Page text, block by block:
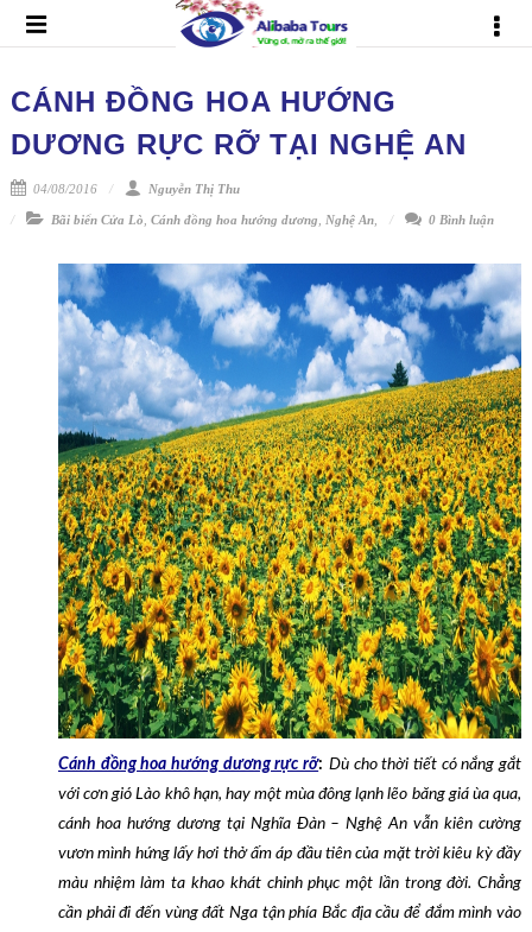
CÁNH ĐỒNG HOA HƯỚNG
DƯƠNG RỰC RỠ TẠI NGHỆ AN
04/08/2016 Nguyễn Thị Thu
Bãi biển Cửa Lò Cánh đồng hoa hướng dương Nghệ An, 0 Bình luận
Cánh đồng hoa hướng dương rực rỡ: Dù cho thời tiết có nắng gắt
với cơn gió Lào khô hạn, hay một mùa đông lạnh lẽo băng giá ùa qua,
cánh hoa hướng dương tại Nghĩa Đàn – Nghệ An vẫn kiên cường
vươn mình hứng lấy hơi thở ấm áp đầu tiên của mặt trời kiêu kỳ đầy
màu nhiệm làm ta khao khát chinh phục một lần trong đời. Chẳng
cần phải đi đến vùng đất Nga tận phía Bắc địa cầu để đắm mình vào